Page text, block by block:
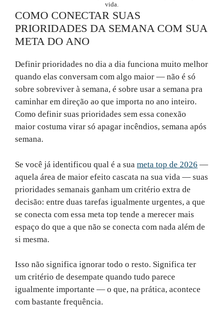
vida.
COMO CONECTAR SUAS
PRIORIDADES DA SEMANA COM SUA
META DO ANO
Definir prioridades no dia a dia funciona muito melhor
quando elas conversam com algo maior — não é só
sobre sobreviver à semana, é sobre usar a semana pra
caminhar em direção ao que importa no ano inteiro.
Como definir suas prioridades sem essa conexão
maior costuma virar só apagar incêndios, semana após
semana.
Se você já identificou qual é a sua meta top de 2026 —
aquela área de maior efeito cascata na sua vida — suas
prioridades semanais ganham um critério extra de
decisão: entre duas tarefas igualmente urgentes, a que
se conecta com essa meta top tende a merecer mais
espaço do que a que não se conecta com nada além de
si mesma.
Isso não significa ignorar todo o resto. Significa ter
um critério de desempate quando tudo parece
igualmente importante — o que, na prática, acontece
com bastante frequência.